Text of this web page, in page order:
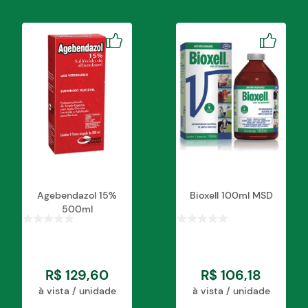
Agebendazol 15%
500ml
R$ 129,60
à vista / unidade
Bioxell 100ml MSD
R$ 106,18
à vista / unidade